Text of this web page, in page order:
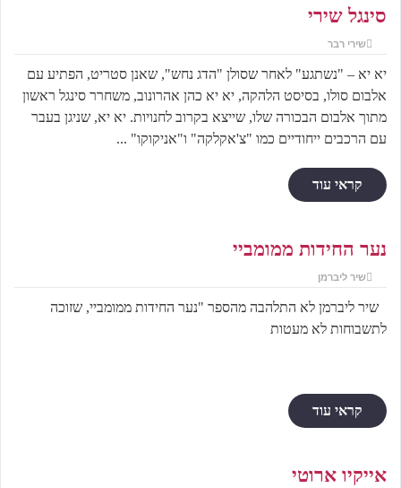
סינגל שירי
שירי רבר
יא יא – "נשתגע" לאחר שסולן "הדג נחש", שאנן סטריט, הפתיע עם
אלבום סולו, בסיסט הלהקה, יא יא כהן אהרונוב, משחרר סינגל ראשון
מתוך אלבום הבכורה שלו, שייצא בקרוב לחנויות. יא יא, שניגן בעבר
עם הרכבים ייחודיים כמו "צ'אקלקה" ו"אניקוקו" ...
קראי עוד
נער החידות ממומביי
שיר ליברמן
שיר ליברמן לא התלהבה מהספר "נער החידות ממומביי, שזוכה
לתשבוחות לא מעטות
קראי עוד
אייקיו ארוטי